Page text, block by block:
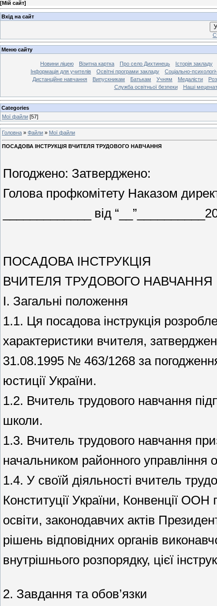
[Мій сайт]
Вхід на сайт
Меню сайту
Новини ліцею Візитна картка Про село Дихтинець
Історія закладу
Інформація для учителів
Освітні програми закладу
Соціально-
Дистанційне навчання
Випускникам Батькам Учням Медалісти
Служба освітньої безпеки
Наші
Categories
Мої файли [57]
Головна » Файли » Мої файли
ПОСАДОВА ІНСТРУКЦІЯ ВЧИТЕЛЯ ТРУДОВОГО НАВЧАННЯ
Погоджено: Затверджено:
Голова профкомітету Наказом
_____________ від
ПОСАДОВА ІНСТРУКЦІЯ
ВЧИТЕЛЯ ТРУДОВОГО НАВЧАННЯ
І. Загальні положення
1.1. Ця посадова інструкція
характеристики вчителя,
31.08.1995 № 463/1268 за
юстиції України.
1.2. Вчитель трудового навчання
школи.
1.3. Вчитель трудового навчання
начальником районного управління
1.4. У своїй діяльності вчитель
Конституції України, Конвенції
освіти, законодавчих актів
рішень відповідних органів
внутрішнього розпорядку, цієї
2. Завдання та обов’язки